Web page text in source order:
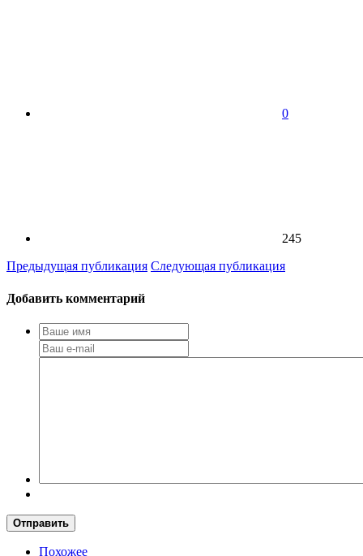
0
245
Предыдущая публикация Следующая публикация
Добавить комментарий
Отправить
Похожее